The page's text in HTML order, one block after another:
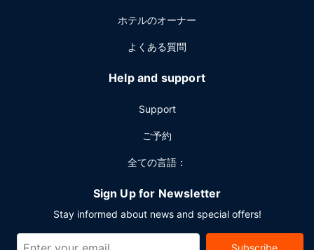
ホテルのオーナー
よくある質問
Help and support
Support
ご予約
全ての言語：
Sign Up for Newsletter
Stay informed about news and special offers!
Subscribe